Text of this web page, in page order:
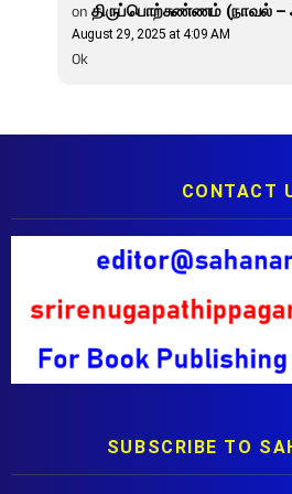
on திருப்பொற்சுண்ணம் (நாவல்
August 29, 2025 at 4:09 AM
Ok
CONTACT
SUBSCRIBE TO